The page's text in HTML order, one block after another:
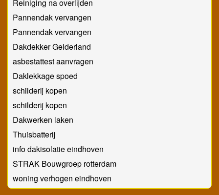
Reiniging na overlijden
Pannendak vervangen
Pannendak vervangen
Dakdekker Gelderland
asbestattest aanvragen
Daklekkage spoed
schilderij kopen
schilderij kopen
Dakwerken laken
Thuisbatterij
info dakisolatie eindhoven
STRAK Bouwgroep rotterdam
woning verhogen eindhoven